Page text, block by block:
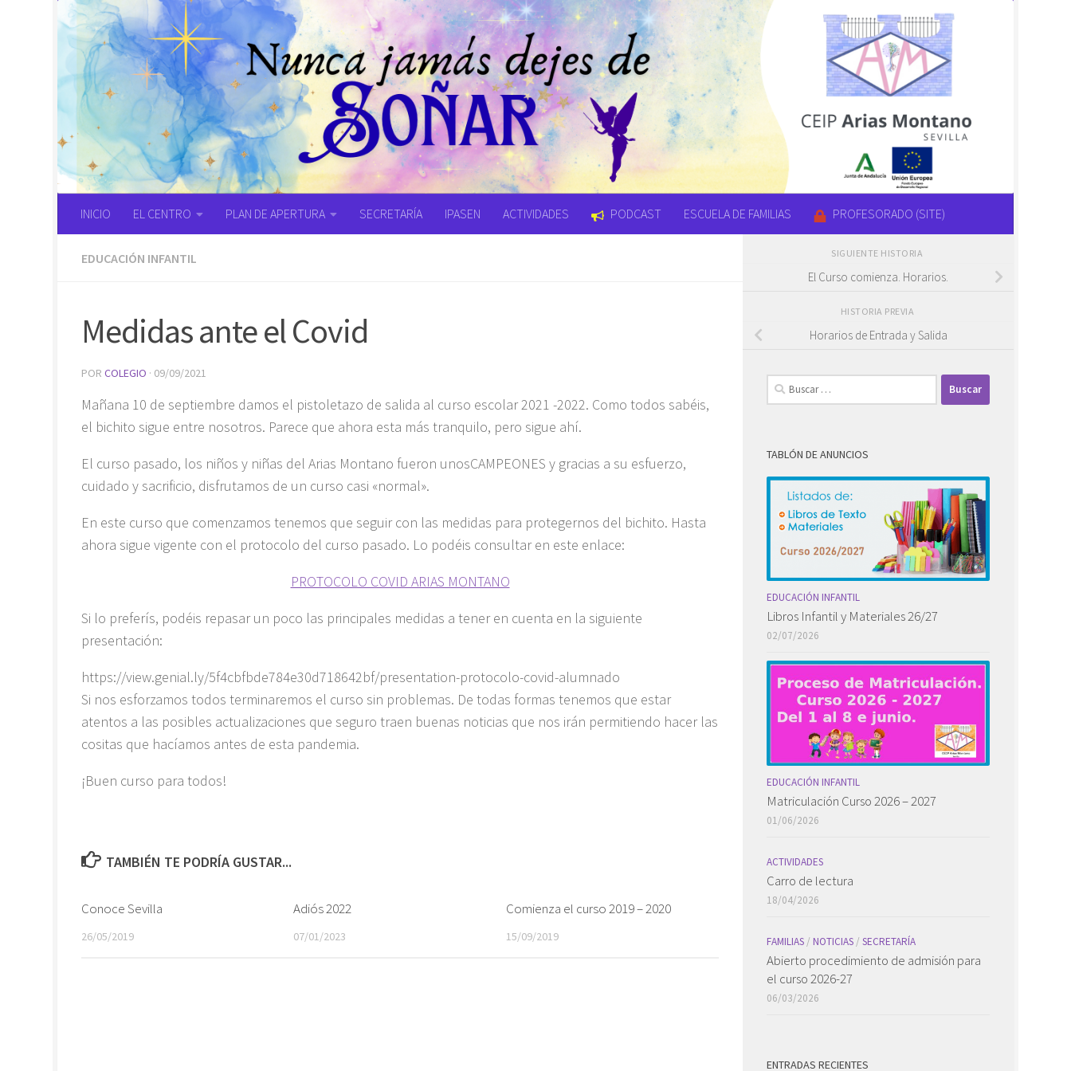
Saltar al contenido
INICIO EL CENTRO PLAN DE APERTURA SECRETARÍA IPASEN ACTIVIDADES PODCAST ESCUELA DE FAMILIAS PROFESORADO (SITE)
EDUCACIÓN INFANTIL
Medidas ante el Covid
POR COLEGIO · 09/09/2021
Mañana 10 de septiembre damos el pistoletazo de salida al curso escolar 2021 -2022. Como todos sabéis,
el bichito sigue entre nosotros. Parece que ahora esta más tranquilo, pero sigue ahí.
El curso pasado, los niños y niñas del Arias Montano fueron unosCAMPEONES y gracias a su esfuerzo,
cuidado y sacrificio, disfrutamos de un curso casi «normal».
En este curso que comenzamos tenemos que seguir con las medidas para protegernos del bichito. Hasta
ahora sigue vigente con el protocolo del curso pasado. Lo podéis consultar en este enlace:
PROTOCOLO COVID ARIAS MONTANO
Si lo preferís, podéis repasar un poco las principales medidas a tener en cuenta en la siguiente
presentación:
https://view.genial.ly/5f4cbfbde784e30d718642bf/presentation-protocolo-covid-alumnado
Si nos esforzamos todos terminaremos el curso sin problemas. De todas formas tenemos que estar
atentos a las posibles actualizaciones que seguro traen buenas noticias que nos irán permitiendo hacer las
cositas que hacíamos antes de esta pandemia.
¡Buen curso para todos!
TAMBIÉN TE PODRÍA GUSTAR...
Conoce Sevilla
26/05/2019
Adiós 2022
07/01/2023
Comienza el curso 2019 – 2020
15/09/2019
SIGUIENTE HISTORIA
El Curso comienza. Horarios.
HISTORIA PREVIA
Horarios de Entrada y Salida
Buscar:
TABLÓN DE ANUNCIOS
EDUCACIÓN INFANTIL
Libros Infantil y Materiales 26/27
02/07/2026
EDUCACIÓN INFANTIL
Matriculación Curso 2026 – 2027
01/06/2026
ACTIVIDADES
Carro de lectura
18/04/2026
FAMILIAS / NOTICIAS / SECRETARÍA
Abierto procedimiento de admisión para
el curso 2026-27
06/03/2026
ENTRADAS RECIENTES